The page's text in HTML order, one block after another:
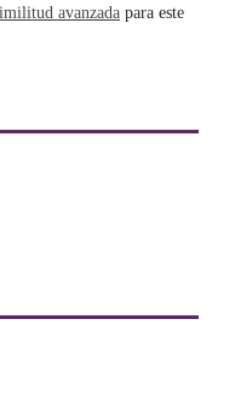
avanzadapara este